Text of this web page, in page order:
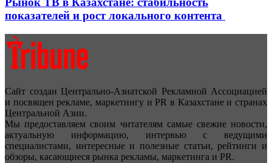
показателей и рост локального контента
Сайт создан Центрально-Азиатской Рекламной Ассоциацией
и посвящен рекламе, маркетингу и PR в Казахстане и странах
Центральной Азии.
Мы предоставляем своим читателям самые свежие новости,
актуальную информацию, интервью с ведущими
специалистами, интересные и полезные статьи, рейтинги и
обзоры, касающиеся рынка рекламы, маркетинга и PR.